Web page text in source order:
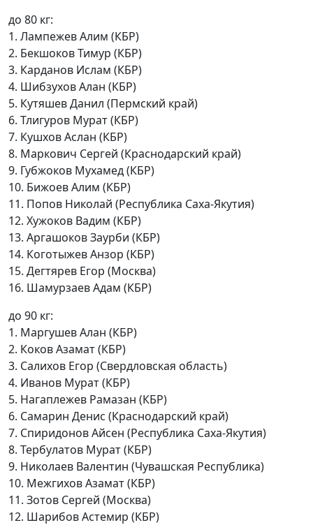
до 80 кг:
1. Лампежев Алим (КБР)
2. Бекшоков Тимур (КБР)
3. Карданов Ислам (КБР)
4. Шибзухов Алан (КБР)
5. Кутяшев Данил (Пермский край)
6. Тлигуров Мурат (КБР)
7. Кушхов Аслан (КБР)
8. Маркович Сергей (Краснодарский край)
9. Губжоков Мухамед (КБР)
10. Бижоев Алим (КБР)
11. Попов Николай (Республика Саха-Якутия)
12. Хужоков Вадим (КБР)
13. Аргашоков Заурби (КБР)
14. Коготыжев Анзор (КБР)
15. Дегтярев Егор (Москва)
16. Шамурзаев Адам (КБР)
до 90 кг:
1. Маргушев Алан (КБР)
2. Коков Азамат (КБР)
3. Салихов Егор (Свердловская область)
4. Иванов Мурат (КБР)
5. Нагаплежев Рамазан (КБР)
6. Самарин Денис (Краснодарский край)
7. Спиридонов Айсен (Республика Саха-Якутия)
8. Тербулатов Мурат (КБР)
9. Николаев Валентин (Чувашская Республика)
10. Межгихов Азамат (КБР)
11. Зотов Сергей (Москва)
12. Шарибов Астемир (КБР)